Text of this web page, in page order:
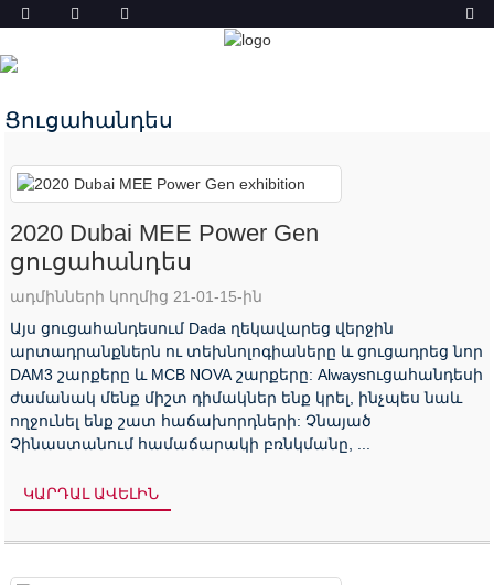
ԼՈՒՐԵՐ
Ցուցահանդես
2020 Dubai MEE Power Gen
ցուցահանդես
ադմինների կողմից 21-01-15-ին
Այս ցուցահանդեսում Dada ղեկավարեց վերջին
արտադրանքներն ու տեխնոլոգիաները և ցուցադրեց նոր
DAM3 շարքերը և MCB NOVA շարքերը: Alwaysուցահանդեսի
ժամանակ մենք միշտ դիմակներ ենք կրել, ինչպես նաև
ողջունել ենք շատ հաճախորդների: Չնայած
Չինաստանում համաճարակի բռնկմանը, ...
ԿԱՐԴԱԼ ԱՎԵԼԻՆ